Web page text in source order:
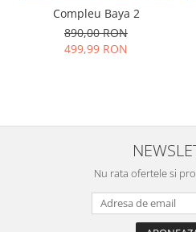
Compleu Baya 2
890,00 RON
499,99 RON
Nu rata ofertele si